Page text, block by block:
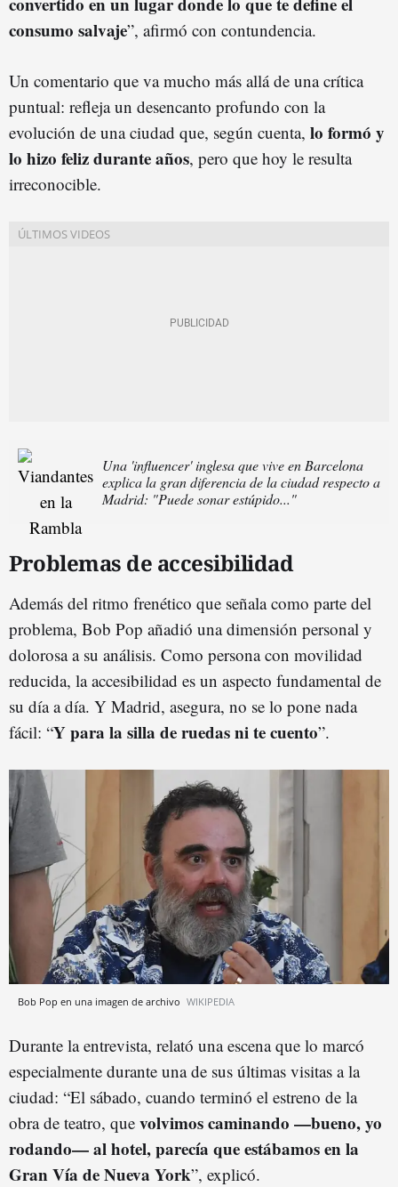
consumo salvaje”, afirmó con contundencia.
Un comentario que va mucho más allá de una crítica
puntual: refleja un desencanto profundo con la
evolución de una ciudad que, según cuenta, lo formó y
lo hizo feliz durante años, pero que hoy le resulta
irreconocible.
Una 'influencer' inglesa que vive en Barcelona
explica la gran diferencia de la ciudad respecto a
Madrid: "Puede sonar estúpido..."
Problemas de accesibilidad
Además del ritmo frenético que señala como parte del
problema, Bob Pop añadió una dimensión personal y
dolorosa a su análisis. Como persona con movilidad
reducida, la accesibilidad es un aspecto fundamental de
su día a día. Y Madrid, asegura, no se lo pone nada
fácil: “Y para la silla de ruedas ni te cuento”.
Bob Pop en una imagen de archivo WIKIPEDIA
Durante la entrevista, relató una escena que lo marcó
especialmente durante una de sus últimas visitas a la
ciudad: “El sábado, cuando terminó el estreno de la
obra de teatro, que volvimos caminando —bueno, yo
rodando— al hotel, parecía que estábamos en la
Gran Vía de Nueva York”, explicó.